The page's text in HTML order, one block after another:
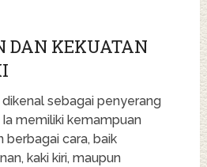
DAN KEKUATAN
sebagai penyerang
memiliki kemampuan
cara, baik
kaki kiri, maupun